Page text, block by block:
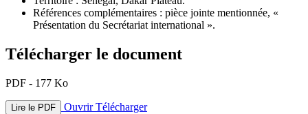
Références complémentaires : pièce jointe mentionnée, «
Présentation du Secrétariat international ».
Télécharger le document
PDF - 177 Ko
Lire le PDF OuvrirTélécharger